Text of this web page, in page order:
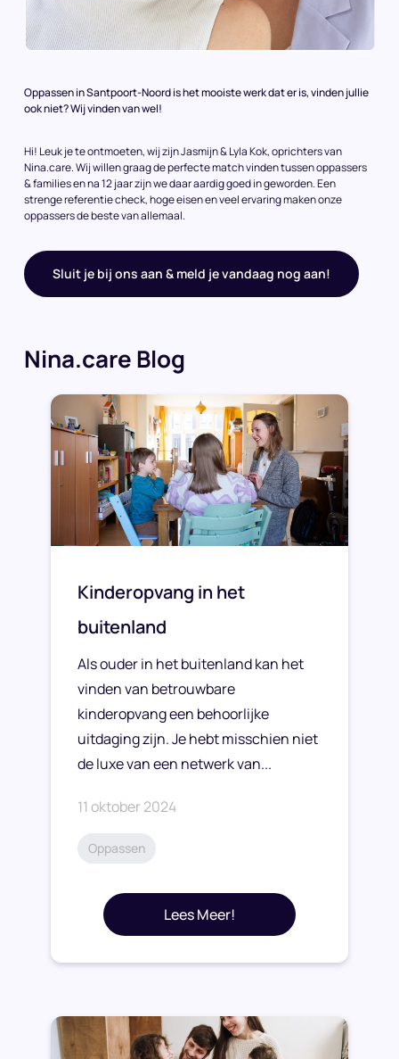
Oppassen in Santpoort-Noord is het mooiste werk dat er is, vinden jullie
ook niet? Wij vinden van wel!
Hi! Leuk je te ontmoeten, wij zijn Jasmijn & Lyla Kok, oprichters van
Nina.care. Wij willen graag de perfecte match vinden tussen oppassers
& families en na 12 jaar zijn we daar aardig goed in geworden. Een
strenge referentie check, hoge eisen en veel ervaring maken onze
oppassers de beste van allemaal.
Sluit je bij ons aan & meld je vandaag nog aan!
Nina.care Blog
Kinderopvang in het
buitenland
Als ouder in het buitenland kan het
vinden van betrouwbare
kinderopvang een behoorlijke
uitdaging zijn. Je hebt misschien niet
de luxe van een netwerk van...
11 oktober 2024
Oppassen
Lees Meer!